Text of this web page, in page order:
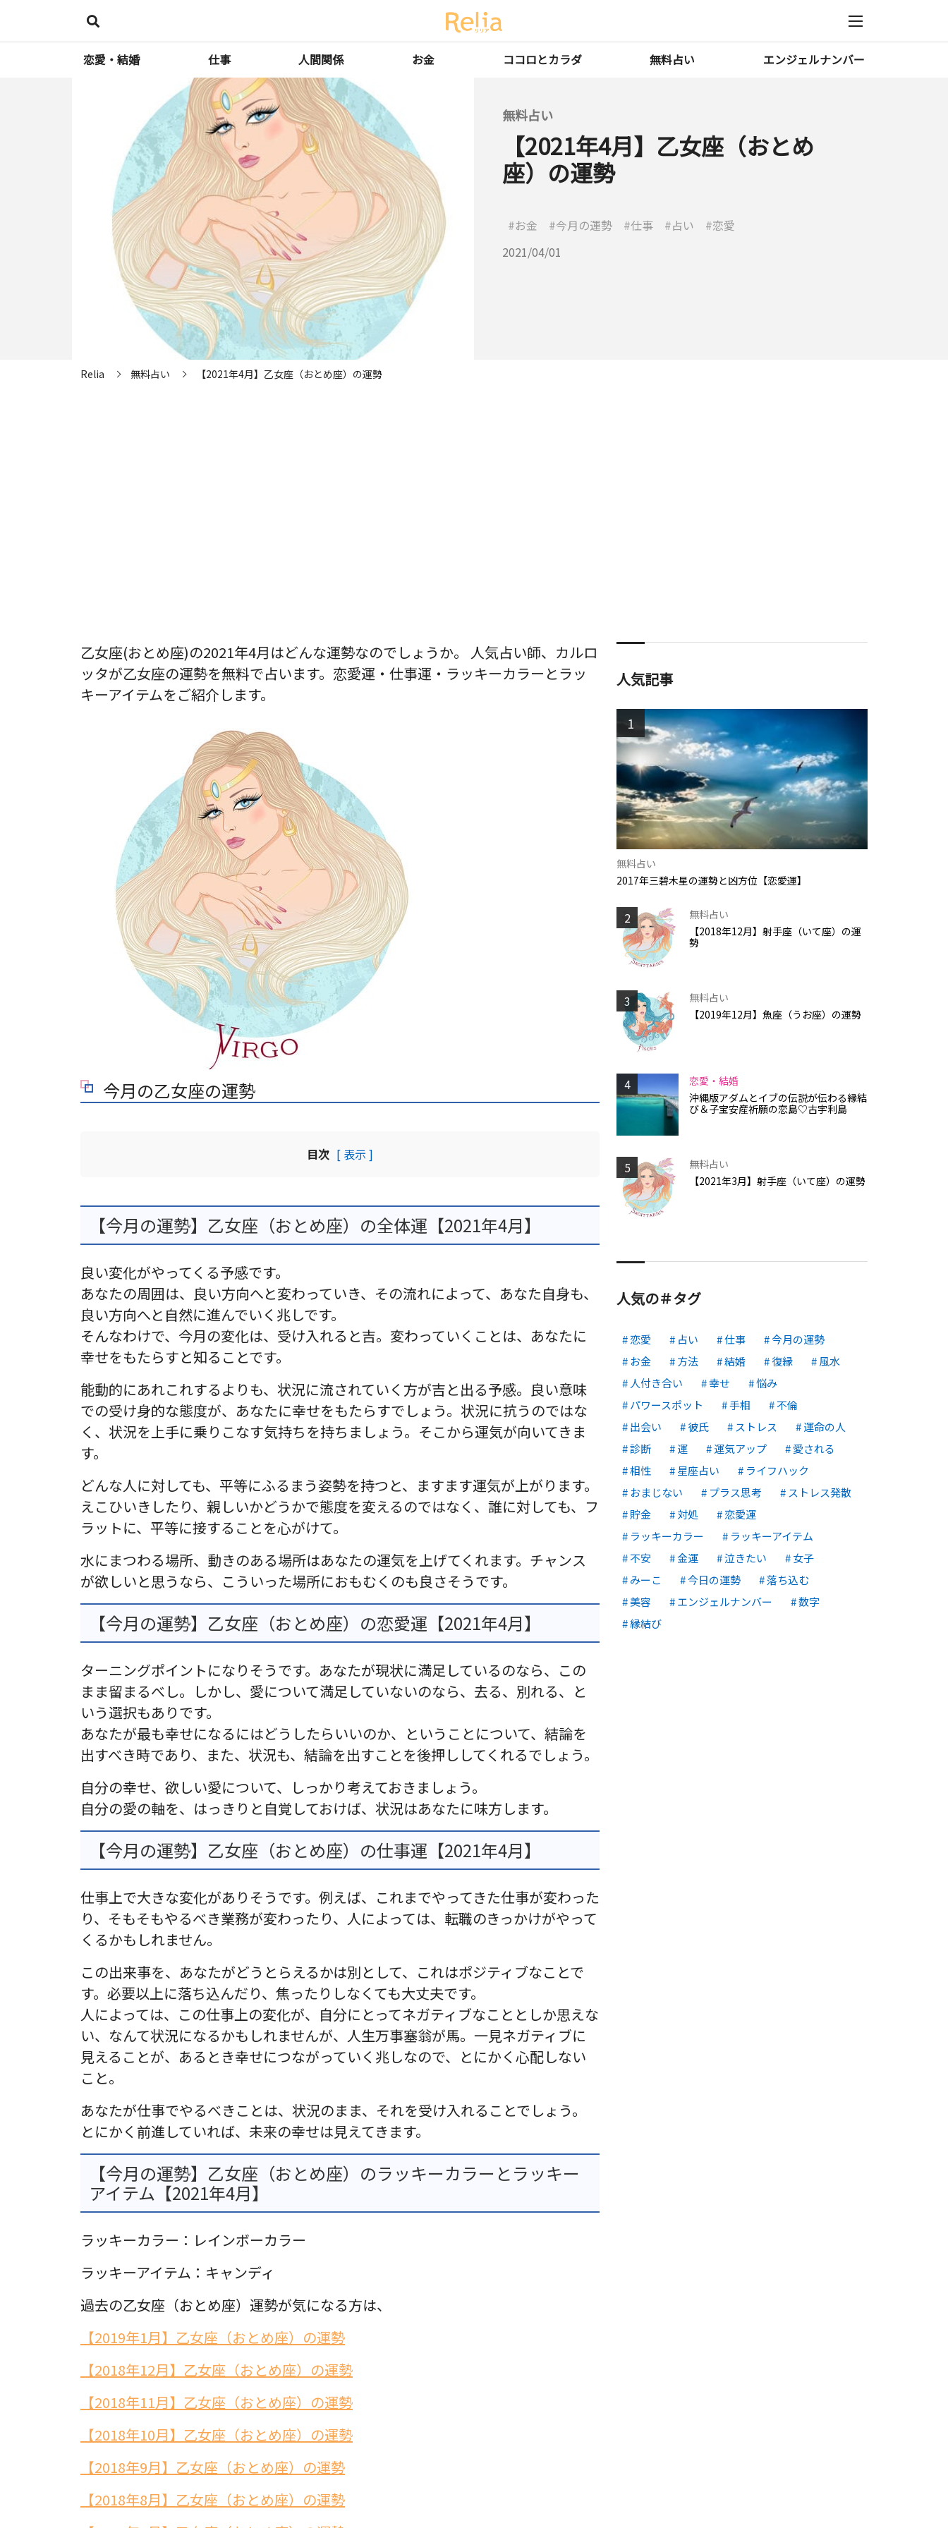
恋愛・結婚 仕事 人間関係 お金 ココロとカラダ 無料占い エンジェルナンバー
無料占い
【2021年4月】乙女座（おとめ
座）の運勢
お金 今月の運勢 仕事 占い
恋愛
2021/04/01
Relia 無料占い 【2021年4月】乙女座（おとめ座）の運勢
乙女座(おとめ座)の2021年4月はどんな運勢なのでしょうか。 人気占い師、カルロ
ッタが乙女座の運勢を無料で占います。恋愛運・仕事運・ラッキーカラーとラッ
キーアイテムをご紹介します。
今月の乙女座の運勢
目次 [ 表示 ]
【今月の運勢】乙女座（おとめ座）の全体運【2021年4月】
良い変化がやってくる予感です。
あなたの周囲は、良い方向へと変わっていき、その流れによって、あなた自身も、
良い方向へと自然に進んでいく兆しです。
そんなわけで、今月の変化は、受け入れると吉。変わっていくことは、あなたに
幸せをもたらすと知ることです。
能動的にあれこれするよりも、状況に流されていく方が吉と出る予感。良い意味
での受け身的な態度が、あなたに幸せをもたらすでしょう。状況に抗うのではな
く、状況を上手に乗りこなす気持ちを持ちましょう。そこから運気が向いてきま
す。
どんな人に対しても、平等にふるまう姿勢を持つと、ますます運気が上がります。
えこひいきしたり、親しいかどうかで態度を変えるのではなく、誰に対しても、フ
ラットに、平等に接することを心がけて。
水にまつわる場所、動きのある場所はあなたの運気を上げてくれます。チャンス
が欲しいと思うなら、こういった場所におもむくのも良さそうです。
【今月の運勢】乙女座（おとめ座）の恋愛運【2021年4月】
ターニングポイントになりそうです。あなたが現状に満足しているのなら、この
まま留まるべし。しかし、愛について満足していないのなら、去る、別れる、と
いう選択もありです。
あなたが最も幸せになるにはどうしたらいいのか、ということについて、結論を
出すべき時であり、また、状況も、結論を出すことを後押ししてくれるでしょう。
自分の幸せ、欲しい愛について、しっかり考えておきましょう。
自分の愛の軸を、はっきりと自覚しておけば、状況はあなたに味方します。
【今月の運勢】乙女座（おとめ座）の仕事運【2021年4月】
仕事上で大きな変化がありそうです。例えば、これまでやってきた仕事が変わった
り、そもそもやるべき業務が変わったり、人によっては、転職のきっかけがやって
くるかもしれません。
この出来事を、あなたがどうとらえるかは別として、これはポジティブなことで
す。必要以上に落ち込んだり、焦ったりしなくても大丈夫です。
人によっては、この仕事上の変化が、自分にとってネガティブなこととしか思えな
い、なんて状況になるかもしれませんが、人生万事塞翁が馬。一見ネガティブに
見えることが、あるとき幸せにつながっていく兆しなので、とにかく心配しない
こと。
あなたが仕事でやるべきことは、状況のまま、それを受け入れることでしょう。
とにかく前進していれば、未来の幸せは見えてきます。
【今月の運勢】乙女座（おとめ座）のラッキーカラーとラッキー
アイテム【2021年4月】
ラッキーカラー：レインボーカラー
ラッキーアイテム：キャンディ
過去の乙女座（おとめ座）運勢が気になる方は、
【2019年1月】乙女座（おとめ座）の運勢
【2018年12月】乙女座（おとめ座）の運勢
【2018年11月】乙女座（おとめ座）の運勢
【2018年10月】乙女座（おとめ座）の運勢
【2018年9月】乙女座（おとめ座）の運勢
【2018年8月】乙女座（おとめ座）の運勢
人気記事
1
無料占い
2017年三碧木星の運勢と凶方位【恋愛運】
2
無料占い
【2018年12月】射手座（いて座）の運
勢
3
無料占い
【2019年12月】魚座（うお座）の運勢
4
恋愛・結婚
沖縄版アダムとイブの伝説が伝わる縁結
び＆子宝安産祈願の恋島♡古宇利島
5
無料占い
【2021年3月】射手座（いて座）の運勢
人気の＃タグ
恋愛 占い 仕事
今月の運勢
お金
方法 結婚 復縁
風水
人付き合い
幸せ
悩み
パワースポット
手相
不倫
出会い
彼氏 ストレス
運命の人
診断
運 運気アップ
愛される
相性
星座占い
ライフハック
おまじない
プラス思考
ストレス発散
貯金
対処
恋愛運
ラッキーカラー
ラッキーアイテム
不安
金運 泣きたい
女子
みーこ
今日の運勢
落ち込む
美容
エンジェルナンバー
数字
縁結び